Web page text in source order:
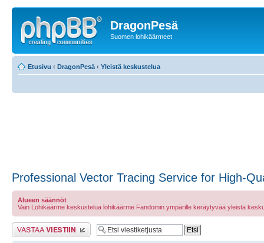
DragonPesä
Suomen lohikäärmeet
Etusivu ‹ DragonPesä ‹ Yleistä keskustelua
Professional Vector Tracing Service for High-
Alueen säännöt
Vain Lohikäärme keskustelua lohikäärme Fandomin ympärille keräytyvää yleistä
Lähetä vastaus